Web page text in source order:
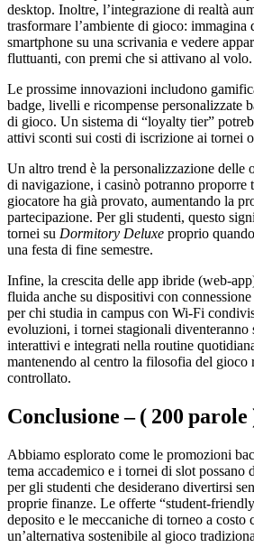
desktop. Inoltre, l’integrazione di realtà
trasformare l’ambiente di gioco: immagina
smartphone su una scrivania e vedere
fluttuanti, con premi che si attivano al volo.
Le prossime innovazioni includono
badge, livelli e ricompense personalizzate
di gioco. Un sistema di “loyalty tier”
attivi sconti sui costi di iscrizione ai tornei
Un altro trend è la personalizzazione delle
di navigazione, i casinò potranno proporre
giocatore ha già provato, aumentando la
partecipazione. Per gli studenti, questo
tornei su Dormitory Deluxe proprio
una festa di fine semestre.
Infine, la crescita delle app ibride
fluida anche su dispositivi con
per chi studia in campus con Wi‑Fi
evoluzioni, i tornei stagionali diventeranno
interattivi e integrati nella routine
mantenendo al centro la filosofia del gioco
controllato.
Conclusione – ( 200 parole
Abbiamo esplorato come le promozioni
tema accademico e i tornei di slot possano
per gli studenti che desiderano divertirsi
proprie finanze. Le offerte
deposito e le meccaniche di torneo a costo
un’alternativa sostenibile al gioco